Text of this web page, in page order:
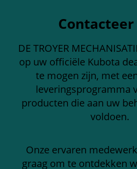
Contacteer
DE TROYER
op uw officiële Kubota
te mogen zijn, met
leveringsprogramma
producten die aan uw
voldoen.
Onze ervaren
graag om te ontdekken